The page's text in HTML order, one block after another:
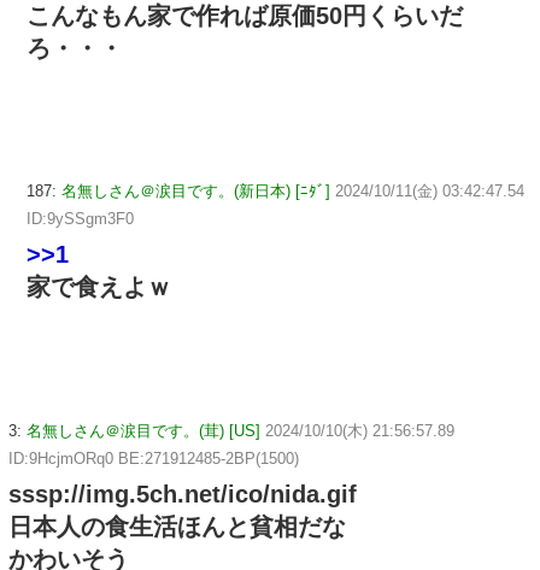
こんなもん家で作れば原価50円くらいだ
ろ・・・
187: 名無しさん＠涙目です。(新日本) [ﾆﾀﾞ] 2024/10/11(金) 03:42:47.54
ID:9ySSgm3F0
>>1
家で食えよｗ
3: 名無しさん＠涙目です。(茸) [US] 2024/10/10(木) 21:56:57.89
ID:9HcjmORq0 BE:271912485-2BP(1500)
sssp://img.5ch.net/ico/nida.gif
日本人の食生活ほんと貧相だな
かわいそう